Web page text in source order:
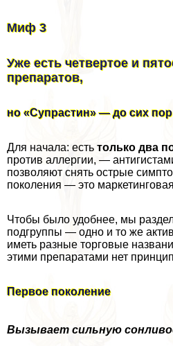
Миф 3
Уже есть четвертое и
препаратов,
но «Супрастин» — до сих
Для начала: есть только два
против аллергии, —
позволяют снять острые
поколения — это
Чтобы было удобнее, мы
подгруппы — одно и то же
иметь разные торговые
этими препаратами нет
Первое поколение
Вызывает сильную